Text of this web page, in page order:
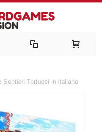
Sentieri Tortuosi in italiano